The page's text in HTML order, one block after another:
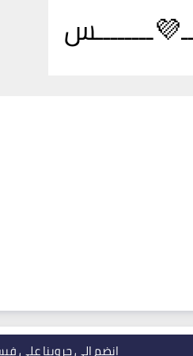
انضم إلى جروبنا على